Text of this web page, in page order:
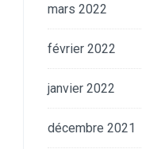
mars 2022
février 2022
janvier 2022
décembre 2021